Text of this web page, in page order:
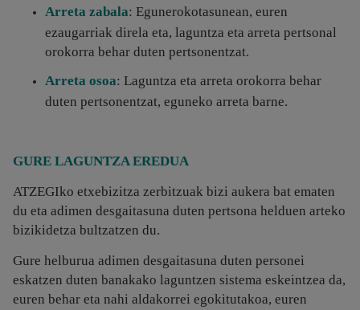
Arreta zabala: Egunerokotasunean, euren
ezaugarriak direla eta, laguntza eta arreta pertsonal
orokorra behar duten pertsonentzat.
Arreta osoa: Laguntza eta arreta orokorra behar
duten pertsonentzat, eguneko arreta barne.
GURE LAGUNTZA EREDUA
ATZEGIko etxebizitza zerbitzuak bizi aukera bat ematen
du eta adimen desgaitasuna duten pertsona helduen arteko
bizikidetza bultzatzen du.
Gure helburua adimen desgaitasuna duten personei
eskatzen duten banakako laguntzen sistema eskeintzea da,
euren behar eta nahi aldakorrei egokitutakoa, euren